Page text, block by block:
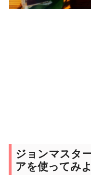
ジョンマスタ
アを使ってみ